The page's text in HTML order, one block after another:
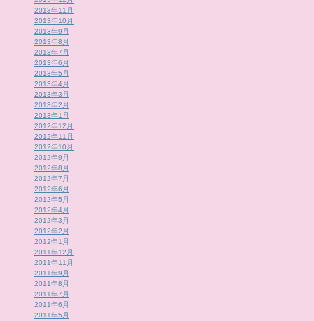
2013年11月
2013年10月
2013年9月
2013年8月
2013年7月
2013年6月
2013年5月
2013年4月
2013年3月
2013年2月
2013年1月
2012年12月
2012年11月
2012年10月
2012年9月
2012年8月
2012年7月
2012年6月
2012年5月
2012年4月
2012年3月
2012年2月
2012年1月
2011年12月
2011年11月
2011年9月
2011年8月
2011年7月
2011年6月
2011年5月